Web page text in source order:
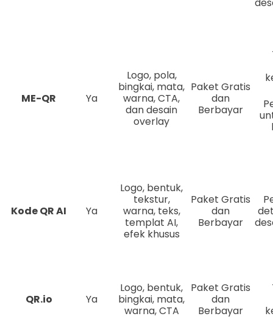
ME-QR Ya
Logo, pola,
bingkai, mata,
warna, CTA,
dan desain
overlay
Paket Gratis
dan
Berbayar
Kode QR AI Ya
Logo, bentuk,
tekstur,
warna, teks,
templat AI,
efek khusus
Paket Gratis
dan
Berbayar
QR.io Ya
Logo, bentuk,
bingkai, mata,
warna, CTA
Paket Gratis
dan
Berbayar